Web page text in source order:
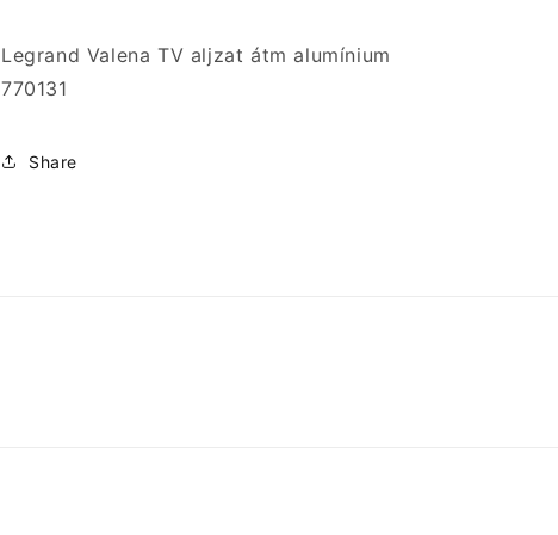
Legrand Valena TV aljzat átm alumínium
770131
Share